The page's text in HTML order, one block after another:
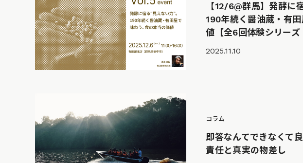
【12/6@群馬】発酵に
190年続く醤油蔵・有
値【全6回体験シリーズ
2025.11.10
コラム
即答なんてできなくて
責任と真実の物差し